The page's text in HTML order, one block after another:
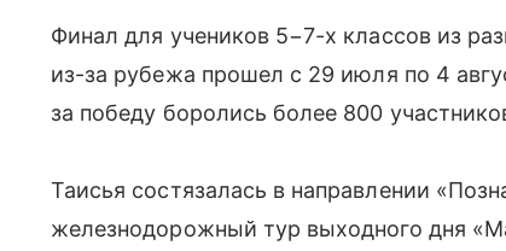
Финал для учеников 5−7-х классов из
из-за рубежа прошел с 29 июля по 4
за победу боролись более 800
Таисья состязалась в направлении
железнодорожный тур выходного дня